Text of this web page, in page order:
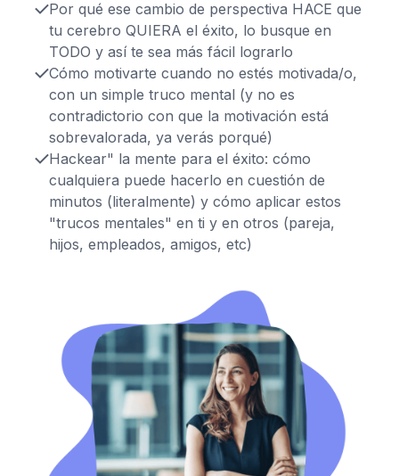
Por qué ese cambio de perspectiva HACE que
tu cerebro QUIERA el éxito, lo busque en
TODO y así te sea más fácil lograrlo
Cómo motivarte cuando no estés motivada/o,
con un simple truco mental (y no es
contradictorio con que la motivación está
sobrevalorada, ya verás porqué)
Hackear" la mente para el éxito: cómo
cualquiera puede hacerlo en cuestión de
minutos (literalmente) y cómo aplicar estos
"trucos mentales" en ti y en otros (pareja,
hijos, empleados, amigos, etc)